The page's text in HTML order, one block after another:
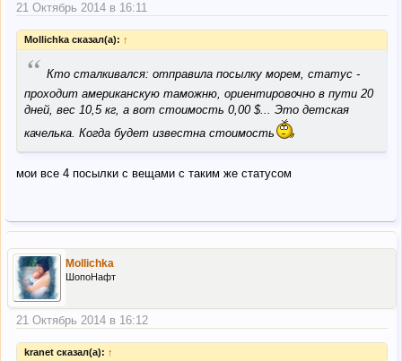
21 Октябрь 2014 в 16:11
Mollichka сказал(а): ↑
“ Кто сталкивался: отправила посылку морем, статус -
проходит американскую таможню, ориентировочно в пути 20
дней, вес 10,5 кг, а вот стоимость 0,00 $... Это детская
качелька. Когда будет известна стоимость
мои все 4 посылки с вещами с таким же статусом
Mollichka
ШопоНафт
21 Октябрь 2014 в 16:12
kranet сказал(а): ↑